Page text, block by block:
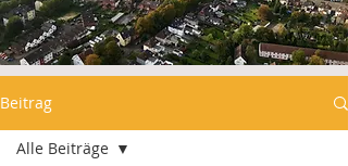
Beitrag
Alle Beiträge